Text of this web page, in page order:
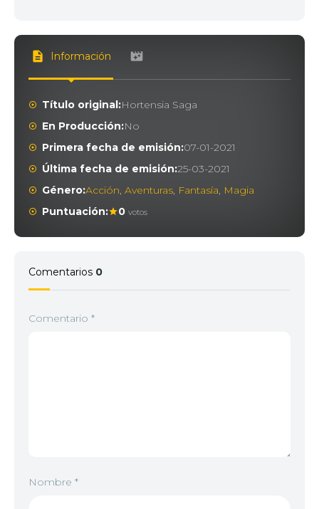
Información
Título original:Hortensia Saga
En Producción:No
Primera fecha de emisión:07-01-2021
Última fecha de emisión:25-03-2021
Género:Acción,Aventuras, Fantasía, Magia
Puntuación:
0 votos
Comentarios 0
Comentario *
Nombre *